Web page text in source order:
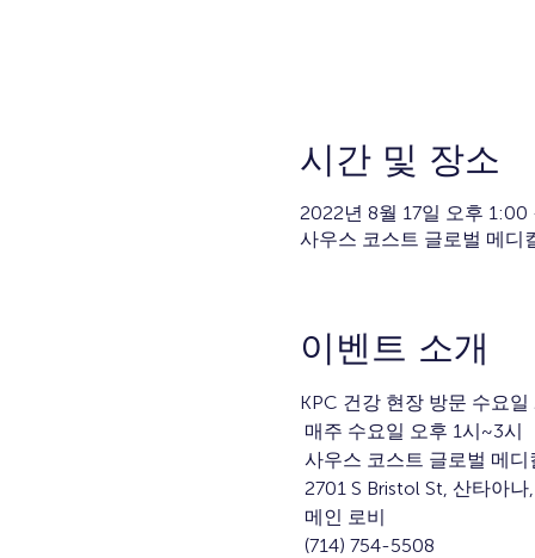
시간 및 장소
2022년 8월 17일 오후
사우스 코스트 글로벌 메디
이벤트 소개
KPC 건강 현장 방문 수요
매주 수요일 오후 1시~3시
사우스 코스트 글로벌 메디
2701 S Bristol St, 산타아
메인 로비
(714) 754-5508